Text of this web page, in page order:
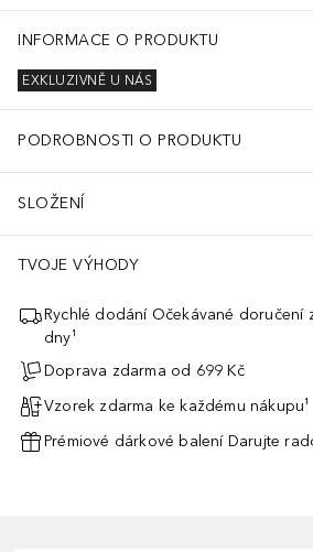
INFORMACE O PRODUKTU
EXKLUZIVNĚ U NÁS
PODROBNOSTI O PRODUKTU
SLOŽENÍ
TVOJE VÝHODY
Rychlé dodání Očekávané doručení
dny¹
Doprava zdarma od 699 Kč
Vzorek zdarma ke každému nákupu¹
Prémiové dárkové balení Darujte